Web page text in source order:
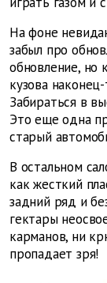
На фоне
забыл про
обновление, но
кузова
Забираться в
Это еще одна
старый
В остальном
как жесткий
задний ряд и
гектары
карманов, ни
пропадает зря!